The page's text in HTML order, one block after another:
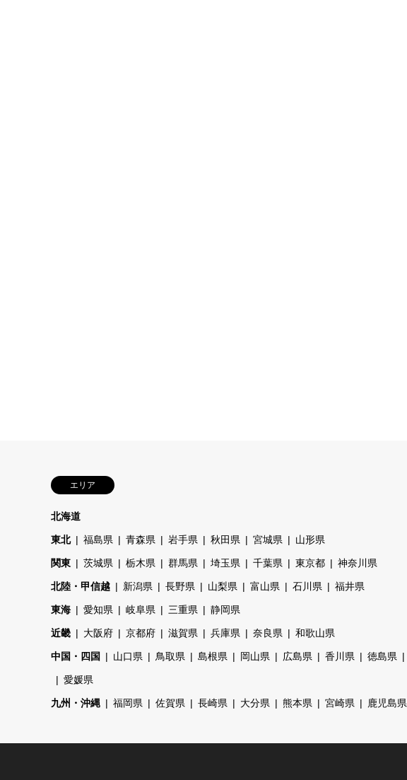
エリア
北海道
東北 福島県 青森県 岩手県 秋田県 宮城県 山形県
関東 茨城県 栃木県 群馬県 埼玉県 千葉県 東京都 神奈川県
北陸・甲信越 新潟県 長野県 山梨県 富山県 石川県 福井県
東海 愛知県 岐阜県 三重県 静岡県
近畿 大阪府 京都府 滋賀県 兵庫県 奈良県 和歌山県
中国・四国 山口県 鳥取県 島根県 岡山県 広島県 香川県 徳島県
愛媛県
九州・沖縄 福岡県 佐賀県 長崎県 大分県 熊本県 宮崎県 鹿児島県